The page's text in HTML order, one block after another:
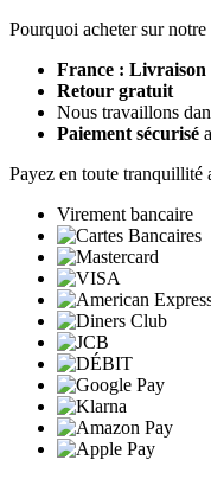
Pourquoi acheter sur
France :
Retour gratuit
Nous travaillons
Paiement sécurisé
Payez en toute tranquillité
Virement bancaire